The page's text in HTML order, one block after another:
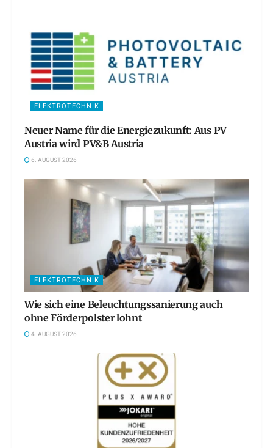
ELEKTROTECHNIK
Neuer Name für die Energiezukunft: Aus PV
Austria wird PV&B Austria
6. AUGUST 2026
ELEKTROTECHNIK
Wie sich eine Beleuchtungssanierung auch
ohne Förderpolster lohnt
4. AUGUST 2026